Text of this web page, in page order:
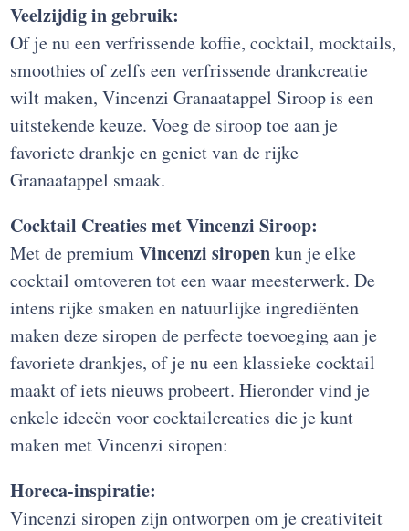
Veelzijdig in gebruik:
Of je nu een verfrissende koffie, cocktail, mocktails,
smoothies of zelfs een verfrissende drankcreatie
wilt maken, Vincenzi Granaatappel Siroop is een
uitstekende keuze. Voeg de siroop toe aan je
favoriete drankje en geniet van de rijke
Granaatappel smaak.
Cocktail Creaties met Vincenzi Siroop:
Met de premiumVincenzi siropenkun je elke
cocktail omtoveren tot een waar meesterwerk. De
intens rijke smaken en natuurlijke ingrediënten
maken deze siropen de perfecte toevoeging aan je
favoriete drankjes, of je nu een klassieke cocktail
maakt of iets nieuws probeert. Hieronder vind je
enkele ideeën voor cocktailcreaties die je kunt
maken met Vincenzi siropen:
Horeca-inspiratie:
Vincenzi siropen zijn ontworpen om je creativiteit